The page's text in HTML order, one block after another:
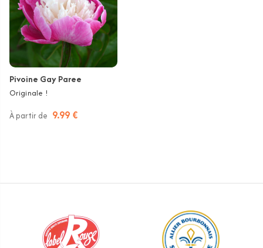
Pivoine Gay Paree
Originale !
À partir de 9.99 €